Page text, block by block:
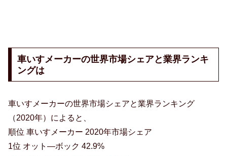
車いすメーカーの世界市場シェアと業界ランキ
ングは
車いすメーカーの世界市場シェアと業界ランキング
（2020年）によると、
順位 車いすメーカー 2020年市場シェア
1位 オット―ボック 42.9%